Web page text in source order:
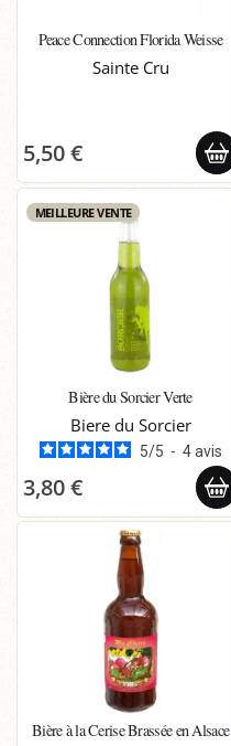
Peace Connection Florida Weisse
Sainte Cru
5,50 €
MEILLEURE VENTE
Bière du Sorcier Verte
Biere du Sorcier
5/5 - 4avis
3,80 €
Bière à la Cerise Brassée en Alsace